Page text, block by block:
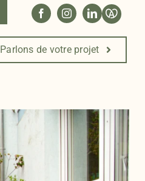
Parlons de votre projet